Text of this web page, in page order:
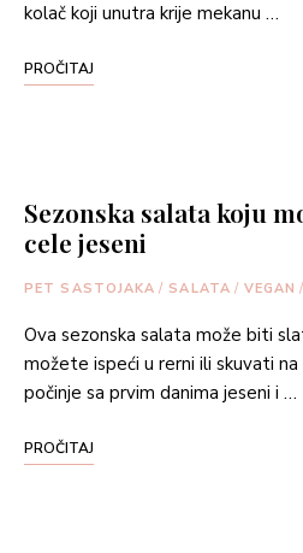
kolač koji unutra krije mekanu …
PROČITAJ
Sezonska salata koju
cele jeseni
PET SASTOJAKA / SALATA / VEGAN /
Ova sezonska salata može biti
možete ispeći u rerni ili skuvati na
počinje sa prvim danima jeseni i …
PROČITAJ